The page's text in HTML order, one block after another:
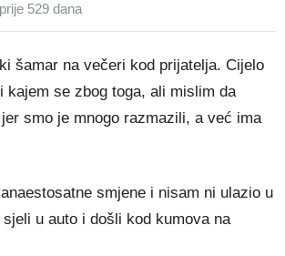
prije 529 dana
šamar na večeri kod prijatelja. Cijelo
kajem se zbog toga, ali mislim da
smo je mnogo razmazili, a već ima
smjene i nisam ni ulazio u
u auto i došli kod kumova na